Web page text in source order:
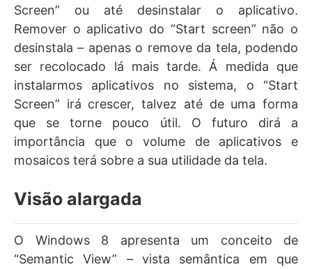
Screen” ou até desinstalar o aplicativo.
Remover o aplicativo do “Start screen” não o
desinstala – apenas o remove da tela, podendo
ser recolocado lá mais tarde. Á medida que
instalarmos aplicativos no sistema, o “Start
Screen” irá crescer, talvez até de uma forma
que se torne pouco útil. O futuro dirá a
importância que o volume de aplicativos e
mosaicos terá sobre a sua utilidade da tela.
Visão alargada
O Windows 8 apresenta um conceito de
“Semantic View” – vista semântica em que